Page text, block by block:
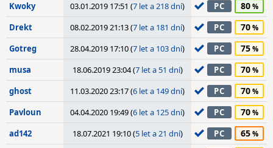
Kwoky 03.01.2019 17:51 (7 let a 218 dní) PC 80
Drekt 08.02.2019 21:13 (7 let a 181 dní) PC 70
Gotreg 28.04.2019 17:10 (7 let a 103 dní) PC 75
musa 18.06.2019 23:04 (7 let a 51 dní) PC 70
ghost 11.03.2020 23:17 (6 let a 149 dní) PC 70
Pavloun 04.04.2020 19:49 (6 let a 125 dní) PC 70
ad142 18.07.2021 19:10 (5 let a 21 dní) PC 65